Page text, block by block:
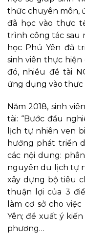
thức chuyên môn,
đã học vào thực
trình công tác sau
học Phú Yên đã
sinh viên thực
đó, nhiều đề tài
ứng dụng vào thực
Năm 2018, sinh
tài: “Bước đầu
lịch tự nhiên ven
hướng phát triển
các nội dung:
nguyên du lịch tự
xây dựng bộ tiêu
thuận lợi của 3
làm cơ sở cho
Yên; đề xuất ý
phương…